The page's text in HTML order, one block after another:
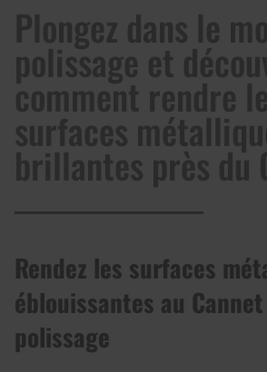
Plongez dans le
polissage et
comment rendre
surfaces
brillantes près du
Rendez les surfaces
éblouissantes au
polissage